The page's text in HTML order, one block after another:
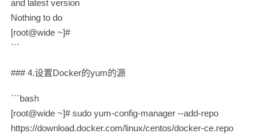
and latest version
Nothing to do
[root@wide ~]#
```
### 4.设置Docker的yum的源
```bash
[root@wide ~]# sudo yum-config-manager --add-repo
https://download.docker.com/linux/centos/docker-ce.repo